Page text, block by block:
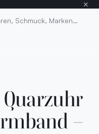
×
Quarzuhr
–